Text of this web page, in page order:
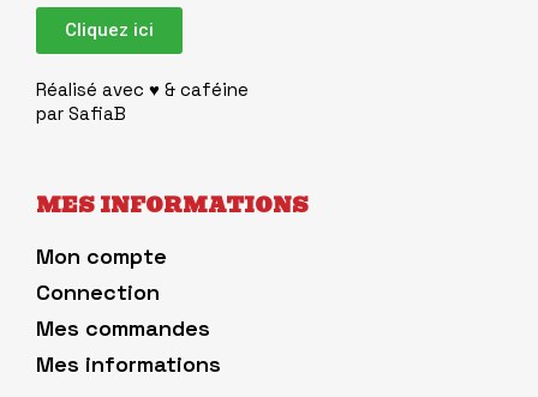
Cliquez ici
Réalisé avec ♥︎ & caféine
par SafiaB
MES INFORMATIONS
Mon compte
Connection
Mes commandes
Mes informations